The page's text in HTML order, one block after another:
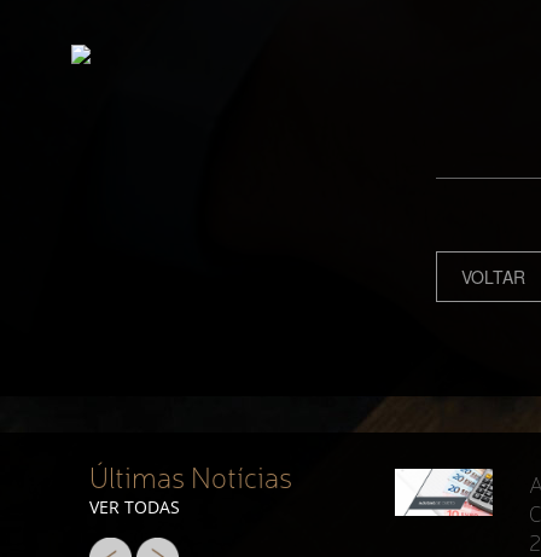
VOLTAR
Últimas Notícias
VER TODAS